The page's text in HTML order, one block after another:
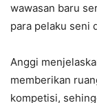
wawasan baru
para pelaku seni
Anggi
memberikan
kompetisi,